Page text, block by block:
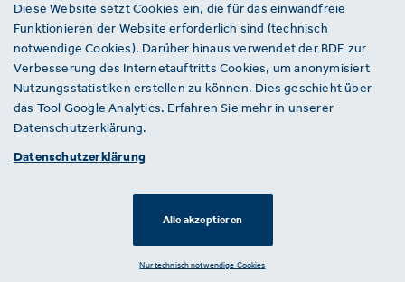
Entsorgungs-, Wasser- und
Kreislaufwirtschaft e. V.
Von-der-Heydt-Straße 2
D 10785 Berlin
Sie haben einen Fehler auf unserer Website
gefunden? Ihnen ist ein defekter Link
aufgefallen? Wir freuen uns über Ihren
Diese Website setzt Cookies ein, die für das einwandfreie
Funktionieren der Website erforderlich sind (technisch
notwendige Cookies). Darüber hinaus verwendet der BDE zur
Verbesserung des Internetauftritts Cookies, um anonymisiert
Nutzungsstatistiken erstellen zu können. Dies geschieht über
das Tool Google Analytics. Erfahren Sie mehr in unserer
Datenschutzerklärung.
Datenschutzerklärung
Alle akzeptieren
Nur technisch notwendige Cookies